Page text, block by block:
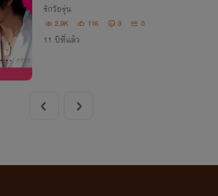
รักวัยรุ่น
2.9K 116 3 0
11 ปีที่แล้ว